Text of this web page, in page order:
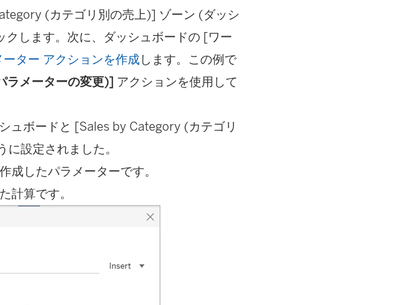
(カテゴリ別の売上)] ゾーン (ダッシ
クします。次に、ダッシュボードの [ワー
ーター アクションを作成します。この例で
ラメーターの変更)] アクションを使用して
ュボードと [Sales by Category (カテゴリ
設定されました。
成したパラメーターです。
計算です。